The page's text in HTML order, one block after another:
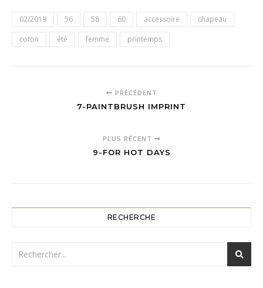
02/2019 56 58 60 accessoire
chapeau
coton
été femme printemps
PRÉCÉDENT
7-PAINTBRUSH IMPRINT
PLUS RÉCENT
9-FOR HOT DAYS
RECHERCHE